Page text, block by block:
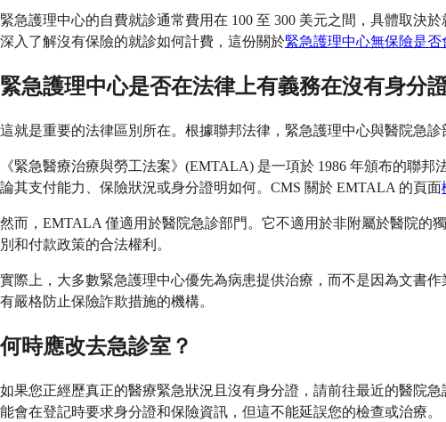
緊急護理中心的自費就診通常費用在 100 至 300 美元之間，具體取決
深入了解沒有保險的就診如何計費，這份關於緊急護理中心無保險是
緊急護理中心是否在法律上有義務在沒有身分
這就是重要的法律區別所在。根據聯邦法律，緊急護理中心與醫院急診
《緊急醫療治療與勞工法案》(EMTALA) 是一項於 1986 年頒布的聯
論其支付能力、保險狀況或身分證明如何。CMS 關於 EMTALA 的頁面
然而，EMTALA 僅適用於醫院急診部門。它不適用於非附屬於醫院的
別和付款政策的合法權利。
實際上，大多數緊急護理中心優先為病患提供治療，而不是因為文書
有嚴格防止保險詐欺措施的機構。
何時應改去急診室？
如果您正經歷真正的醫療緊急狀況且沒有身分證，請前往最近的醫院
能會在登記時要求身分證和保險資訊，但這不能延誤您的檢查或治療。